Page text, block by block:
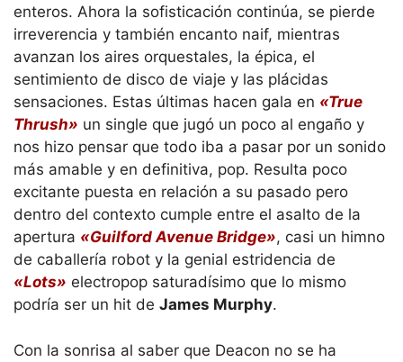
enteros. Ahora la sofisticación continúa, se pierde
irreverencia y también encanto naif, mientras
avanzan los aires orquestales, la épica, el
sentimiento de disco de viaje y las plácidas
sensaciones. Estas últimas hacen gala en «True
Thrush» un single que jugó un poco al engaño y
nos hizo pensar que todo iba a pasar por un sonido
más amable y en definitiva, pop. Resulta poco
excitante puesta en relación a su pasado pero
dentro del contexto cumple entre el asalto de la
apertura «Guilford Avenue Bridge», casi un himno
de caballería robot y la genial estridencia de
«Lots» electropop saturadísimo que lo mismo
podría ser un hit de James Murphy.
Con la sonrisa al saber que Deacon no se ha